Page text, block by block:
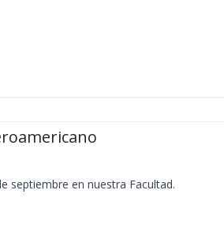
septiembre en nuestra Facultad.